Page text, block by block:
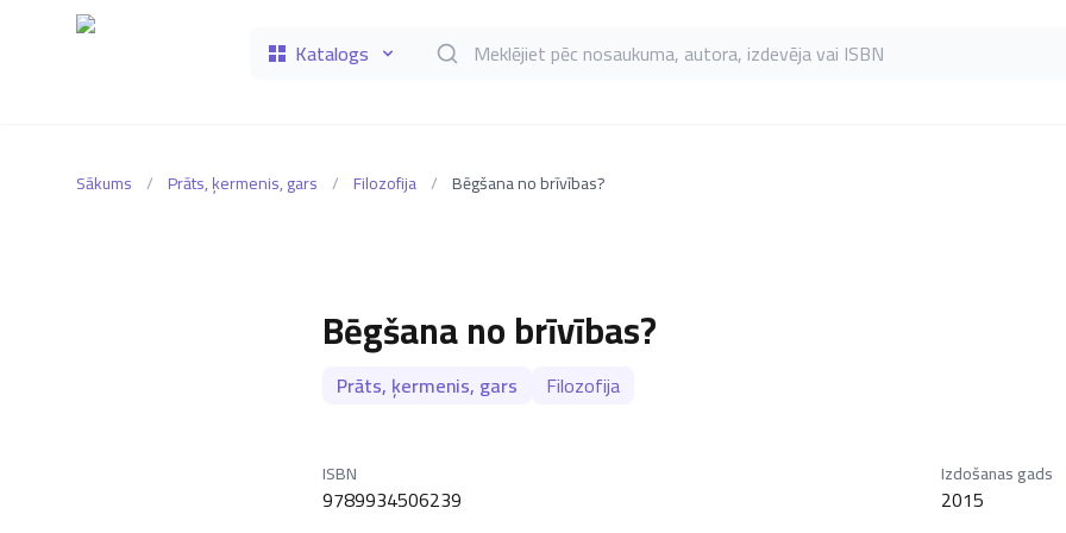
Katalogs Meklēt grāmatas pēc nosaukuma, autora, izdevēja vai ISBN
Sākums / Prāts, ķermenis, gars / Filozofija / Bēgšana no brīvības?
Bēgšana no brīvības?
Prāts, ķermenis, gars Filozofija
ISBN
9789934506239
Izdošanas gads
2015